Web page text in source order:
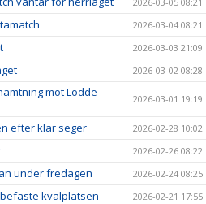
2026-03-04 08:21
2026-03-03 21:09
2026-03-02 08:28
mot Lödde
2026-03-01 19:19
efter klar seger 2026-02-28 10:02
2026-02-26 08:22
under fredagen 2026-02-24 08:25
kvalplatsen 2026-02-21 17:55